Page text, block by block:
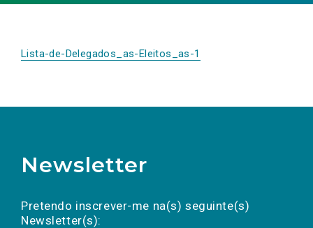
Lista-de-Delegados_as-Eleitos_as-1
Newsletter
Pretendo inscrever-me na(s) seguinte(s)
Newsletter(s):
a(s) newsletter(s).
mail